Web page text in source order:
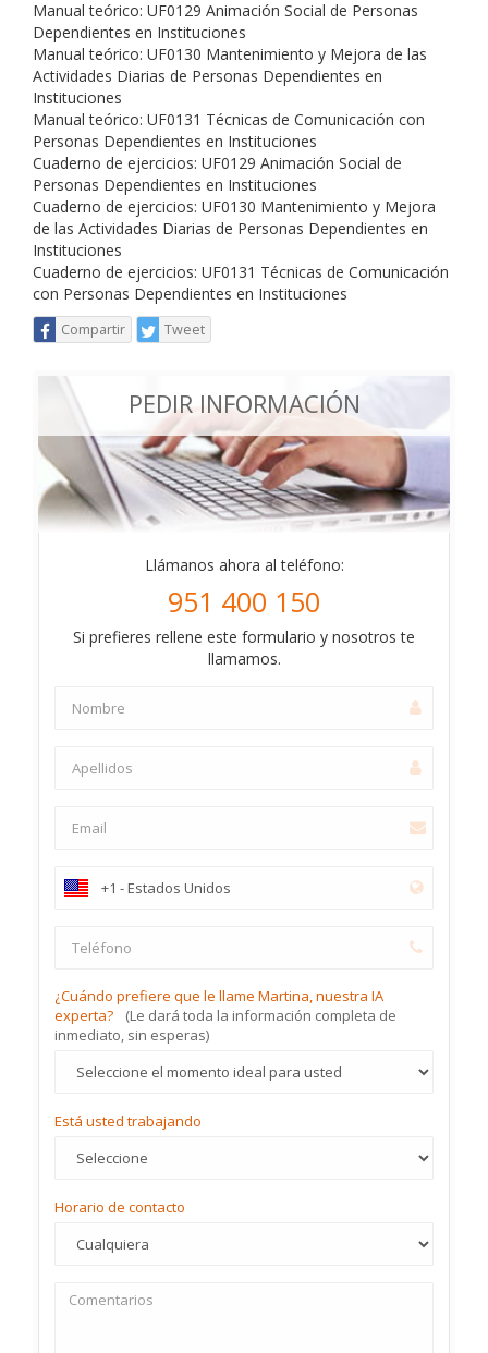
Manual teórico: UF0129 Animación Social de Personas
Dependientes en Instituciones
Manual teórico: UF0130 Mantenimiento y Mejora de las
Actividades Diarias de Personas Dependientes en
Instituciones
Manual teórico: UF0131 Técnicas de Comunicación con
Personas Dependientes en Instituciones
Cuaderno de ejercicios: UF0129 Animación Social de
Personas Dependientes en Instituciones
Cuaderno de ejercicios: UF0130 Mantenimiento y Mejora
de las Actividades Diarias de Personas Dependientes en
Instituciones
Cuaderno de ejercicios: UF0131 Técnicas de Comunicación
con Personas Dependientes en Instituciones
Compartir Tweet
PEDIR INFORMACIÓN
Llámanos ahora al teléfono:
951 400 150
Si prefieres rellene este formulario y nosotros te
llamamos.
¿Cuándo prefiere que le llame Martina, nuestra IA
experta?
(Le dará toda la información completa de
inmediato, sin esperas)
Está usted trabajando
Horario de contacto